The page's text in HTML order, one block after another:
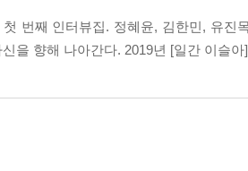
첫 번째 인터뷰집. 정혜윤, 김한민, 유진
을 향해 나아간다. 2019년 [일간 이슬